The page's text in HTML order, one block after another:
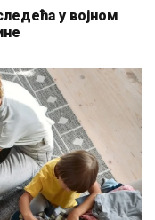
у војном